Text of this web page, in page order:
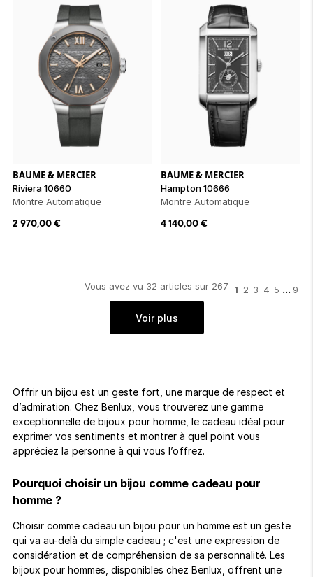
BAUME & MERCIER
Riviera 10660
Montre Automatique
2 970,00€
BAUME & MERCIER
Hampton 10666
Montre Automatique
4 140,00€
Vous avez vu 32 articles sur 267
Voir plus
1 2 3 4 5 ... 9
Offrir un bijou est un geste fort, une marque de respect et
d’admiration. Chez Benlux, vous trouverez une gamme
exceptionnelle de bijoux pour homme, le cadeau idéal pour
exprimer vos sentiments et montrer à quel point vous
appréciez la personne à qui vous l’offrez.
Pourquoi choisir un bijou comme cadeau pour
homme ?
Choisir comme cadeau un bijou pour un homme est un geste
qui va au-delà du simple cadeau ; c'est une expression de
considération et de compréhension de sa personnalité. Les
bijoux pour hommes, disponibles chez Benlux, offrent une